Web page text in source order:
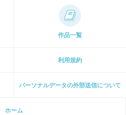
作品一覧
利用規約
パーソナルデータの外部送信について
ホーム